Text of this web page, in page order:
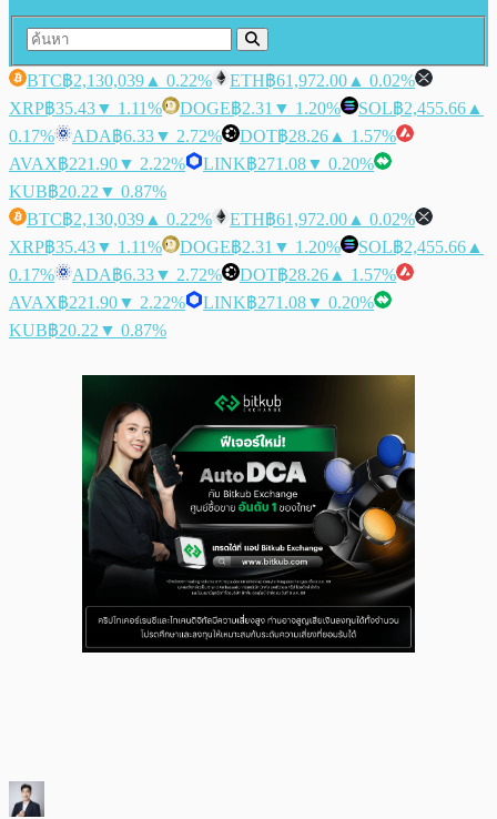
BTC฿2,130,039 ▲ 0.22% ETH฿61,972.00 ▲ 0.02%
XRP฿35.43▼ 1.11% DOGE฿2.31 ▼ 1.20% SOL฿2,455.66 ▲
0.17%
ADA฿6.33▼ 2.72% DOT฿28.26 ▲ 1.57%
AVAX฿221.90▼ 2.22% LINK฿271.08▼ 0.20%
KUB฿20.22 ▼ 0.87%
BTC฿2,130,039 ▲ 0.22% ETH฿61,972.00 ▲ 0.02%
XRP฿35.43▼ 1.11% DOGE฿2.31 ▼ 1.20% SOL฿2,455.66 ▲
0.17%
ADA฿6.33▼ 2.72% DOT฿28.26 ▲ 1.57%
AVAX฿221.90▼ 2.22% LINK฿271.08▼ 0.20%
KUB฿20.22 ▼ 0.87%